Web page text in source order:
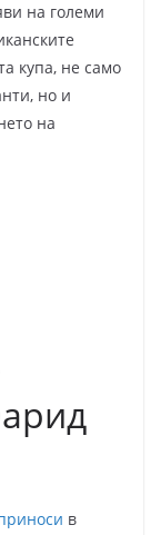
на големи
купа, не само
но и
на
в